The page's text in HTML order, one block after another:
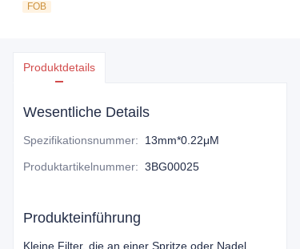
FOB
Produktdetails
Wesentliche Details
Spezifikationsnummer: 13mm*0.22μM
Produktartikelnummer: 3BG00025
Produkteinführung
Kleine Filter, die an einer Spritze oder Nadel